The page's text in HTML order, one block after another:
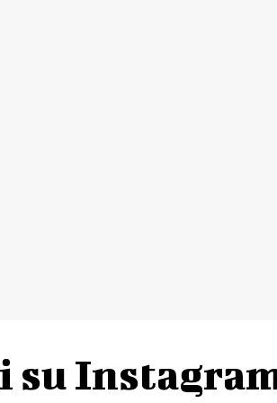
su